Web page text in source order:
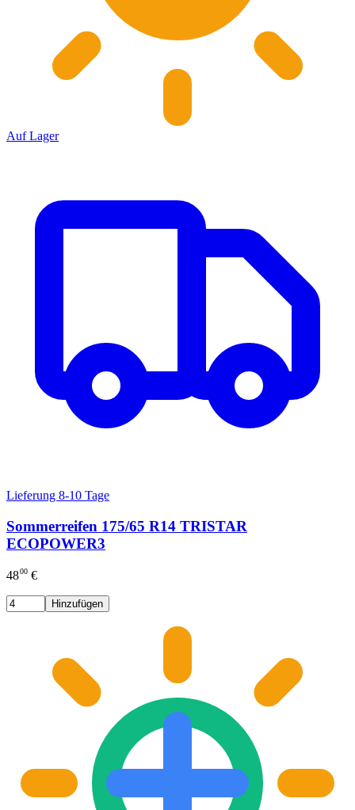
Auf Lager
Lieferung 8-10 Tage
Sommerreifen 175/65 R14 TRISTAR
ECOPOWER3
4800 €
Hinzufügen